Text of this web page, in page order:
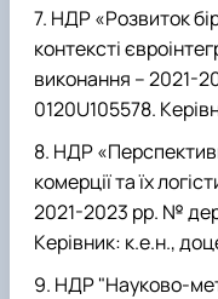
НДР «Розвиток
контексті
виконання – 2021-
0120U105578.
НДР
комерції та їх
2021-2023 рр. №
Керівник: к.е.н.,
НДР "Науково-